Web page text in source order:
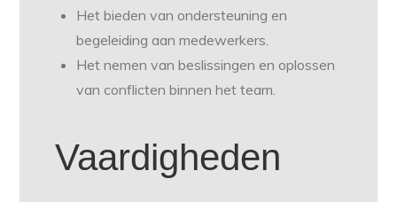
Het bieden van ondersteuning en
begeleiding aan medewerkers.
Het nemen van beslissingen en oplossen
van conflicten binnen het team.
Vaardigheden